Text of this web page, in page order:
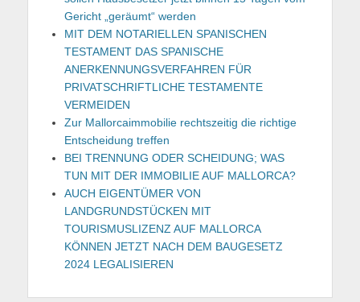
Gericht „geräumt“ werden
MIT DEM NOTARIELLEN SPANISCHEN
TESTAMENT DAS SPANISCHE
ANERKENNUNGSVERFAHREN FÜR
PRIVATSCHRIFTLICHE TESTAMENTE
VERMEIDEN
Zur Mallorcaimmobilie rechtszeitig die richtige
Entscheidung treffen
BEI TRENNUNG ODER SCHEIDUNG; WAS
TUN MIT DER IMMOBILIE AUF MALLORCA?
AUCH EIGENTÜMER VON
LANDGRUNDSTÜCKEN MIT
TOURISMUSLIZENZ AUF MALLORCA
KÖNNEN JETZT NACH DEM BAUGESETZ
2024 LEGALISIEREN